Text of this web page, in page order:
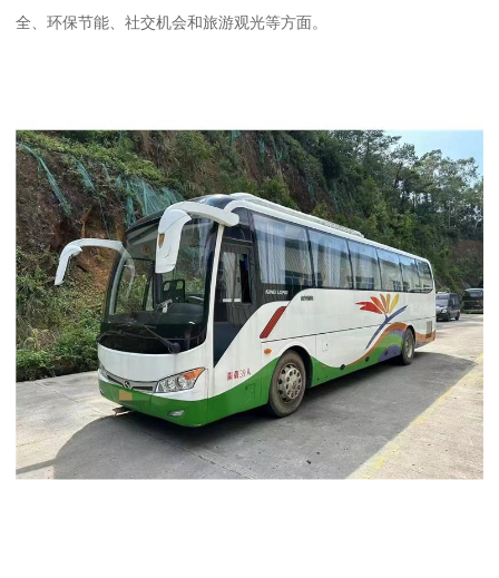
全、环保节能、社交机会和旅游观光等方面。